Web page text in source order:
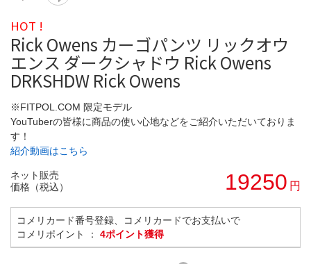
HOT !
Rick Owens カーゴパンツ リックオウ
エンス ダークシャドウ Rick Owens
DRKSHDW Rick Owens
※FITPOL.COM 限定モデル
YouTuberの皆様に商品の使い心地などをご紹介いただいておりま
す！
紹介動画はこちら
ネット販売
価格（税込）
19250 円
コメリカード番号登録、コメリカードでお支払いで
コメリポイント ： 4ポイント獲得